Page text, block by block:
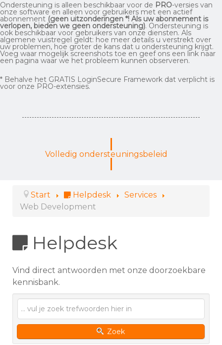
Ondersteuning is alleen beschikbaar voor de PRO-versies van
onze software en alleen voor gebruikers met een actief
abonnement (geen uitzonderingen *! Als uw abonnement is
verlopen, bieden we geen ondersteuning). Ondersteuning is
ook beschikbaar voor gebruikers van onze diensten. Als
algemene vuistregel geldt: hoe meer details u verstrekt over
uw problemen, hoe groter de kans dat u ondersteuning krijgt.
Voeg waar mogelijk screenshots toe en geef ons een link naar
een pagina waar we het probleem kunnen observeren.
* Behalve het GRATIS LoginSecure Framework dat verplicht is
voor onze PRO-extensies.
Volledig ondersteuningsbeleid
Start Helpdesk
Services
Web Development
Helpdesk
Vind direct antwoorden met onze doorzoekbare
kennisbank.
Zoek